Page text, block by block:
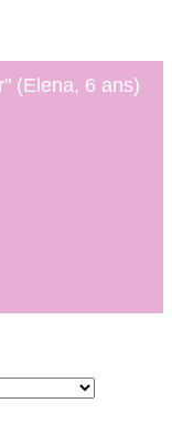
(Elena, 6 ans)